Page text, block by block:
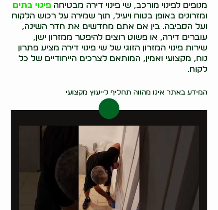
מנופים לפינוי מורכב, שי פינוי דירה מבטיחהפינוי בתים
ומזרונים באופן בטוח ויעיל, תוך שמירה על רכוש הלקוח
ועל הסביבה. בין אם אתם מחדשים את חדר השינה,
עוברים דירה, או פשוט רוצים להיפטר ממזרון ישן,
שירות פינוי המזרון הזוגי של שי פינוי דירה מציע פתרון
נוח, מקצועי ואמין, המותאם לצרכים הייחודיים של כל
לקוח.
המידע באתר אינו מהווה תחליף לייעוץ מקצועי